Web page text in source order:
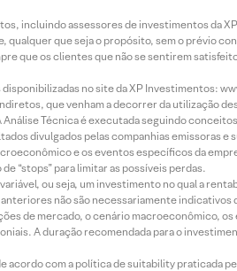
incluindo assessores de investimentos da
que seja o propósito, sem o prévio
que os clientes que não se sentirem
no site da XP Investimentos:
que venham a decorrer da utilização
Técnica é executada seguindo
divulgados pelas companhias emissoras e
e os eventos específicos da
“stops” para limitar as possíveis perdas.
ou seja, um investimento no qual a
não são necessariamente
de mercado, o cenário macroeconômico,
A duração recomendada para o
com a política de suitability praticada